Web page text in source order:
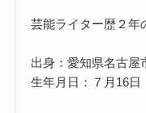
芸能ライター歴２年
出身：愛知県名古屋
生年月日：７月16日